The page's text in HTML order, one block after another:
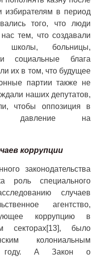
избирателям в период
того, что люди
тем, что создавали
школы, больницы,
социальные блага
их в том, что будущее
партии также не
наших депутатов,
чтобы оппозиция в
давление на
коррупции
законодательства
роль специального
случаев
агентство,
коррупцию в
секторах[13], было
колониальным
году. А Закон о